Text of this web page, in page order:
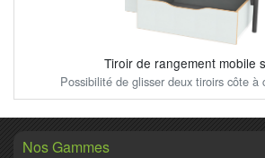
Tiroir de rangement mobile
Possibilité de glisser deux tiroirs côte à
Nos Gammes